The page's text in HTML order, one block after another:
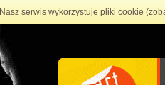
Nasz serwis wykorzystuje pliki cookie (